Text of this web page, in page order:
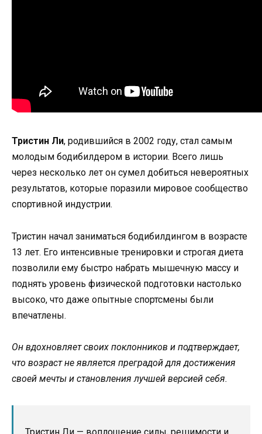
Тристин Ли, родившийся в 2002 году, стал самым
молодым бодибилдером в истории. Всего лишь
через несколько лет он сумел добиться невероятных
результатов, которые поразили мировое сообщество
спортивной индустрии.
Тристин начал заниматься бодибилдингом в возрасте
13 лет. Его интенсивные тренировки и строгая диета
позволили ему быстро набрать мышечную массу и
поднять уровень физической подготовки настолько
высоко, что даже опытные спортсмены были
впечатлены.
Он вдохновляет своих поклонников и подтверждает,
что возраст не является преградой для достижения
своей мечты и становления лучшей версией себя.